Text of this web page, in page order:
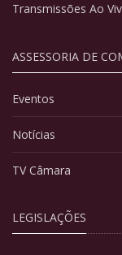
Transmissões Ao
ASSESSORIA DE
Eventos
Notícias
TV Câmara
LEGISLAÇÕES